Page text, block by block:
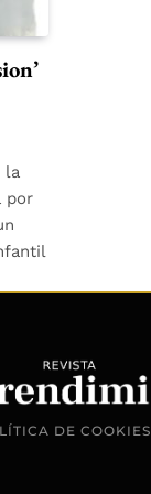
la
por
DE COOKIES